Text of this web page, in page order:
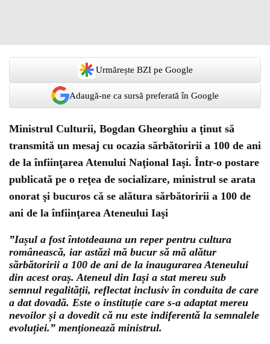
Urmărește BZI pe Google
Adaugă-ne ca sursă preferată în Google
Ministrul Culturii, Bogdan Gheorghiu a ţinut să
transmită un mesaj cu ocazia sărbătoririi a 100 de ani
de la înfiinţarea Atenului Naţional Iaşi. Într-o postare
publicată pe o reţea de socializare, ministrul se arata
onorat şi bucuros că se alătura sărbătoririi a 100 de
ani de la înfiinţarea Ateneului Iaşi
”Iașul a fost întotdeauna un reper pentru cultura
românească, iar astăzi mă bucur să mă alătur
sărbătoririi a 100 de ani de la inaugurarea Ateneului
din acest oraș. Ateneul din Iași a stat mereu sub
semnul regalității, reflectat inclusiv în conduita de care
a dat dovadă. Este o instituție care s-a adaptat mereu
nevoilor și a dovedit că nu este indiferentă la semnalele
evoluției.” menţionează ministrul.